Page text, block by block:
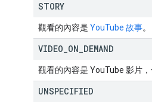
STORY
觀看的內容是 YouTube 故事。
VIDEO ON DEMAND
觀看的內容是 YouTube 影片
UNSPECIFIED